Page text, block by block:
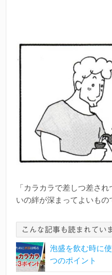
「カラカラで差しつ差さ
いの絆が深まってよいもの
こんな記事も読まれてい
泡盛を飲む時に
つのポイント